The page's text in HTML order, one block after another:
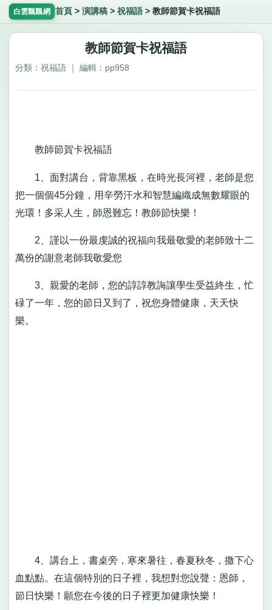
白雲飄飄網 首頁 > 演講稿> 祝福語> 教師節賀卡祝福語
教師節賀卡祝福語
分類：祝福語 ｜ 編輯：pp958
教師節賀卡祝福語
1、面對講台，背靠黑板，在時光長河裡，老師是您
把一個個45分鐘，用辛勞汗水和智慧編織成無數耀眼的
光環！多采人生，師恩難忘！教師節快樂！
2、謹以一份最虔誠的祝福向我最敬愛的老師致十二
萬份的謝意老師我敬愛您
3、親愛的老師，您的諄諄教誨讓學生受益終生，忙
碌了一年，您的節日又到了，祝您身體健康，天天快
樂。
4、講台上，書桌旁，寒來暑往，春夏秋冬，撒下心
血點點。在這個特別的日子裡，我想對您說聲：恩師，
節日快樂！願您在今後的日子裡更加健康快樂！